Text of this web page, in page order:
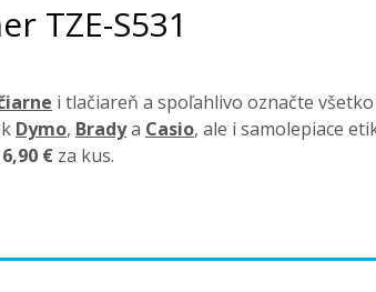
TZE-S531
i tlačiareň a spoľahlivo označte
Dymo, Bradya Casio, ale i samolepiace
6,90 € za kus.